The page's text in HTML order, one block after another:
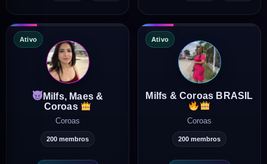
Ativo
Milfs, Maes &
Coroas
Coroas
200 membros
Ativo
Milfs & Coroas BRASIL
Coroas
200 membros